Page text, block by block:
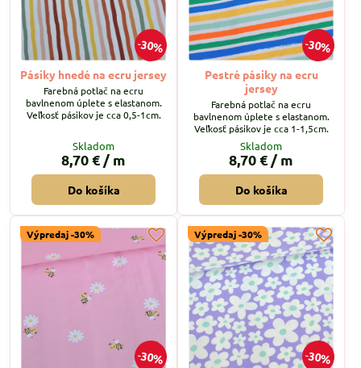
30%
Pásiky hnedé na ecru jersey
Farebná potlač na ecru
bavlnenom úplete s elastanom.
Veľkosť pásikov je cca 0,5-1cm.
Skladom
8,70 € / m
Do košíka
30%
Pestré pásiky na ecru
jersey
Farebná potlač na ecru
bavlnenom úplete s elastanom.
Veľkosť pásikov je cca 1-1,5cm.
Skladom
8,70 € / m
Do košíka
30%
Výpredaj -30%
30%
Výpredaj -30%